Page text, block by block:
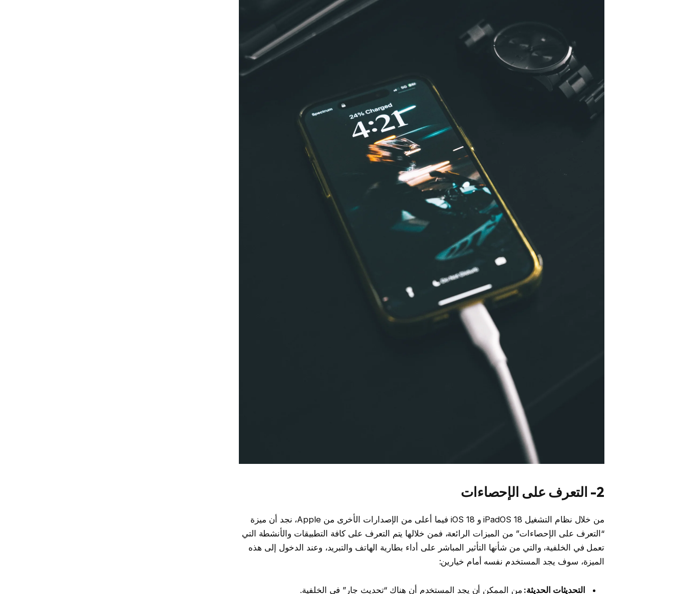
2- التعرف على الإحصاءات
من خلال نظام التشغيل iPadOS 18 و iOS 18 فيما أعلى من الإصدارات الأخرى من Apple، نجد أن ميزة
“التعرف على الإحصاءات” من الميزات الرائعة، فمن خلالها يتم التعرف على كافة التطبيقات والأنشطة التي
تعمل في الخلفية، والتي من شأنها التأثير المباشر على أداء بطارية الهاتف والتبريد، وعند الدخول إلى هذه
الميزة، سوف يجد المستخدم نفسه أمام خيارين:
التحديثات الحديثة: من الممكن أن يجد المستخدم أن هناك “تحديث جارٍ” في الخلفية.